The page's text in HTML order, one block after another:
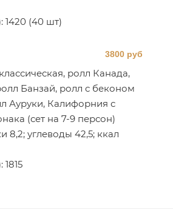
1420 (40 шт)
3800 руб
ролл Канада,
Банзай, ролл с беконом
Ауруки, Калифорния с
(сет на 7-9 персон)
8,2; углеводы 42,5; ккал